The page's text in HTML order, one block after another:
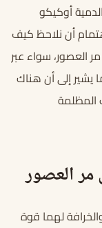
أوكيكو
أن نلاحظ كيف
العصور، سواء عبر
يشير إلى أن هناك
المظلمة
مر العصور
لهما قوة